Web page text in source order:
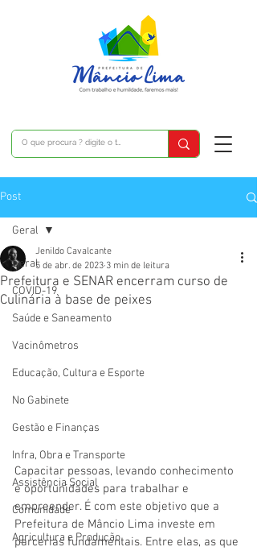
Post
Geral
COVID-19
Saúde e Saneamento
Vacinômetros
Educação, Cultura e Esporte
No Gabinete
Gestão e Finanças
Infra, Obra e Transporte
Assistência Social
Comunidade
Agricultura e Produção
Geral
Prefeitura e SENAR encerram curso de
Culinária à base de peixes
Jenildo Cavalcante
5 de abr. de 2023 3 min de leitura
Capacitar pessoas, levando conhecimento
e oportunidades para trabalhar e
empreender. É com este objetivo que a
Prefeitura de Mâncio Lima investe em
parcerias fundamentais. Entre elas, as que